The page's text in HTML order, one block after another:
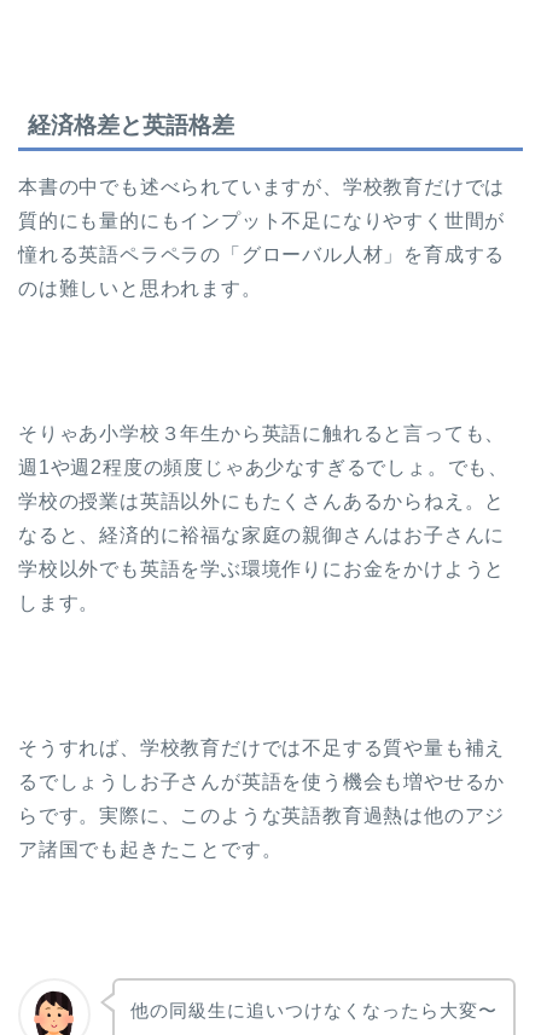
経済格差と英語格差
本書の中でも述べられていますが、学校教育だけでは
質的にも量的にもインプット不足になりやすく世間が
憧れる英語ペラペラの「グローバル人材」を育成する
のは難しいと思われます。
そりゃあ小学校３年生から英語に触れると言っても、
週1や週2程度の頻度じゃあ少なすぎるでしょ。でも、
学校の授業は英語以外にもたくさんあるからねえ。と
なると、経済的に裕福な家庭の親御さんはお子さんに
学校以外でも英語を学ぶ環境作りにお金をかけようと
します。
そうすれば、学校教育だけでは不足する質や量も補え
るでしょうしお子さんが英語を使う機会も増やせるか
らです。実際に、このような英語教育過熱は他のアジ
ア諸国でも起きたことです。
他の同級生に追いつけなくなったら大変〜